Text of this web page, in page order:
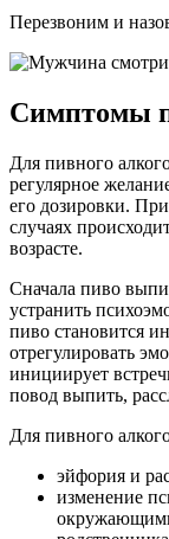
Перезвоним и
Симптомы
Для пивного
регулярное
его дозировки.
случаях
возрасте.
Сначала пиво
устранить
пиво становится
отрегулировать
инициирует
повод выпить,
Для пивного
эйфория и
изменение